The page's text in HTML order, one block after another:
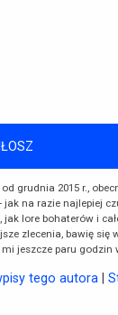
od grudnia 2015 r.,
jak na razie najlepiej
jak lore bohaterów i
zlecenia, bawię się
mi jeszcze paru godzin
tego autora|